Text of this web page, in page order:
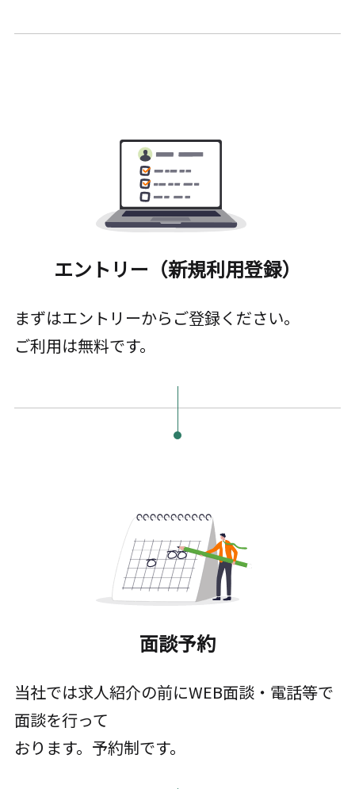
エントリー（新規利用登録）
まずはエントリーからご登録ください。
ご利用は無料です。
面談予約
当社では求人紹介の前にWEB面談・電話等で
面談を行って
おります。予約制です。